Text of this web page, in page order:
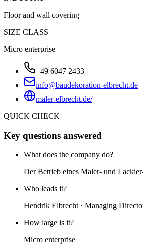
Floor and wall covering
SIZE CLASS
Micro enterprise
+49 6047 2433
info@baudekoration-elbrecht.de
maler-elbrecht.de/
QUICK CHECK
Key questions answered
What does the company do?
Der Betrieb eines Maler- und
Who leads it?
Hendrik Elbrecht · Managing
How large is it?
Micro enterprise